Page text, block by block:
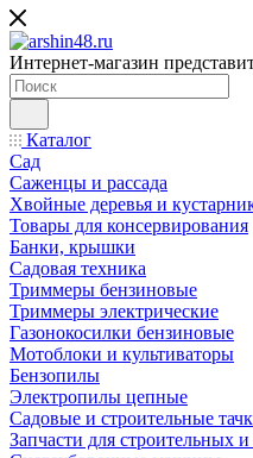
Интернет-магазин
Каталог
Сад
Саженцы и рассада
Хвойные деревья и
Товары для консервирования
Банки, крышки
Садовая техника
Триммеры бензиновые
Триммеры электрические
Газонокосилки бензиновые
Мотоблоки и культиваторы
Бензопилы
Электропилы цепные
Садовые и строительные
Запчасти для строительных